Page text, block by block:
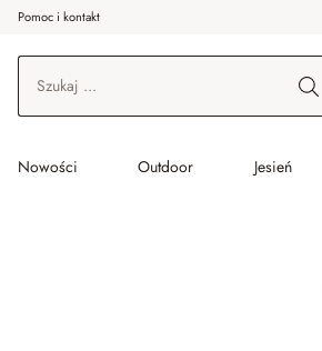
do wątku głównego
Przejdź do wyszukiwania
Przejdź do głównej nawigacji
Pomoc i kontakt
Nowości Outdoor Jesień